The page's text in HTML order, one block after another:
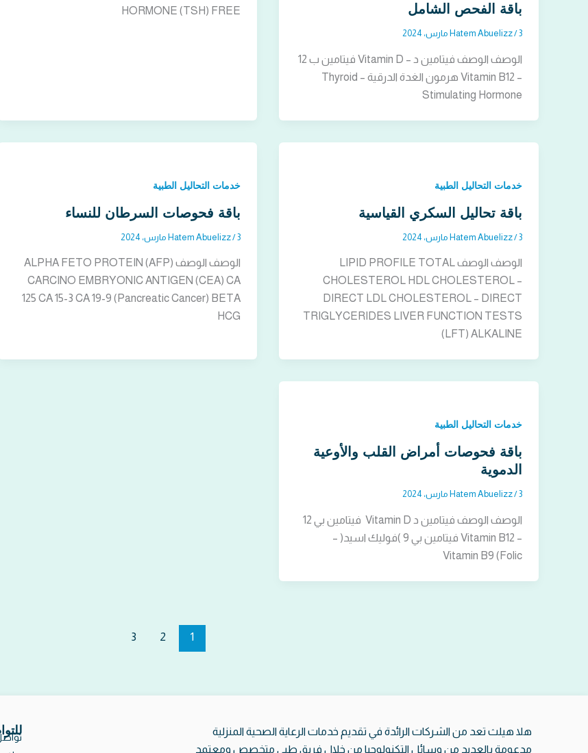
باقة الفحص الشامل
Hatem Abuelizz/3 مارس، 2024
الوصف الوصف فيتامين د – Vitamin D فيتامين ب 12
– Vitamin B12 هرمون الغدة الدرقية – Thyroid
Stimulating Hormone
HORMONE (TSH) FREE
خدمات التحاليل الطبية
باقة تحاليل السكري القياسية
Hatem Abuelizz/3 مارس، 2024
الوصف الوصف LIPID PROFILE TOTAL
CHOLESTEROL HDL CHOLESTEROL –
DIRECT LDL CHOLESTEROL – DIRECT
TRIGLYCERIDES LIVER FUNCTION TESTS
(LFT) ALKALINE
خدمات التحاليل الطبية
باقة فحوصات السرطان للنساء
Hatem Abuelizz/3 مارس، 2024
الوصف الوصف ALPHA FETO PROTEIN (AFP)
CARCINO EMBRYONIC ANTIGEN (CEA) CA
125 CA 15-3 CA 19-9 (Pancreatic Cancer) BETA
HCG
خدمات التحاليل الطبية
باقة فحوصات أمراض القلب والأوعية
الدموية
Hatem Abuelizz/3 مارس، 2024
الوصف الوصف فيتامين د Vitamin D فيتامين بي 12
– Vitamin B12 فيتامين بي 9 )فوليك اسيد( –
Vitamin B9 (Folic
1
2
3
هلا هيلث تعد من الشركات الرائدة في تقديم خدمات الرعاية الصحية المنزلية
مدعومة بالعديد من وسائل التكنولوجيا من خلال فريق طبي متخصص ومعتمد